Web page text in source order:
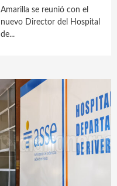
Amarilla se reunió con el
nuevo Director del Hospital
de...